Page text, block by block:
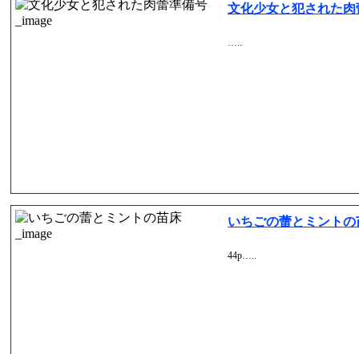
文化少女と犯された肉
…..
いちごの蕾とミントの
44p…..